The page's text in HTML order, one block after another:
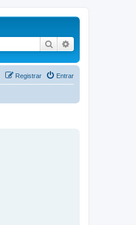
Pesquisar
Entrar
Registrar